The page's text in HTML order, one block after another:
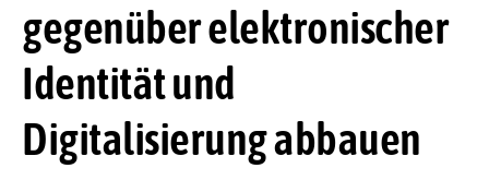
gegenüber elektronischer
Identität und
Digitalisierung abbauen